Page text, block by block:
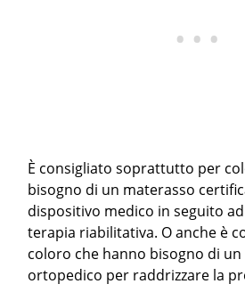
È consigliato soprattutto per
bisogno di un materasso
dispositivo medico in seguito
terapia riabilitativa. O anche è
coloro che hanno bisogno di
ortopedico per raddrizzare la